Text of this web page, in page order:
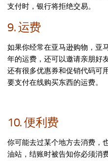
支付时，银行将拒绝交易。
9. 运费
如果你经常在亚马逊购物，亚
年的运费，还可以邀请亲朋好
还有很多优惠券和促销代码可
要支付在线购买东西的运费。
10. 便利费
你可能去过某个地方去消费，
油站，结账时被告知你必须消